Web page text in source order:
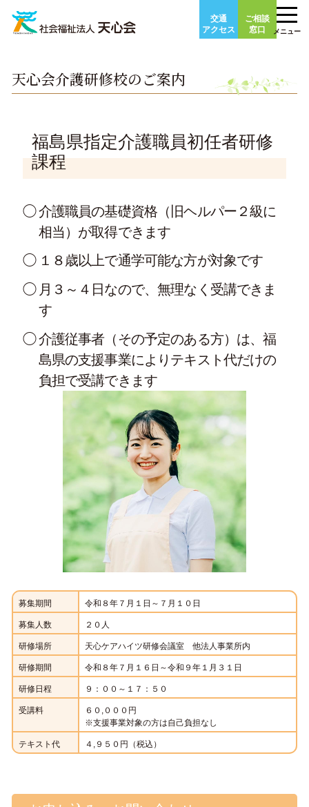
content
交通
アクセス
ご相談
窓口
メニュー
天心会介護研修校のご案内
福島県指定介護職員初任者研修
課程
介護職員の基礎資格（旧ヘルパー２級に
相当）が取得できます
１８歳以上で通学可能な方が対象です
月３～４日なので、無理なく受講できま
す
介護従事者（その予定のある方）は、福
島県の支援事業によりテキスト代だけの
負担で受講できます
募集期間 令和８年７月１日～７月１０日
募集人数 ２０人
研修場所 天心ケアハイツ研修会議室 他法人事業所内
研修期間 令和８年７月１６日～令和９年１月３１日
研修日程 ９：００～１７：５０
受講料
６０,０００円
※支援事業対象の方は自己負担なし
テキスト代 ４,９５０円（税込）